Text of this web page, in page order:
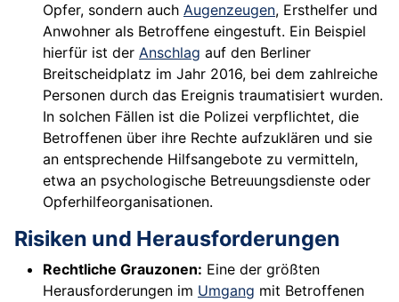
Opfer, sondern auch Augenzeugen, Ersthelfer und
Anwohner als Betroffene eingestuft. Ein Beispiel
hierfür ist der Anschlag auf den Berliner
Breitscheidplatz im Jahr 2016, bei dem zahlreiche
Personen durch das Ereignis traumatisiert wurden.
In solchen Fällen ist die Polizei verpflichtet, die
Betroffenen über ihre Rechte aufzuklären und sie
an entsprechende Hilfsangebote zu vermitteln,
etwa an psychologische Betreuungsdienste oder
Opferhilfeorganisationen.
Risiken und Herausforderungen
Rechtliche Grauzonen: Eine der größten
Herausforderungen im Umgang mit Betroffenen